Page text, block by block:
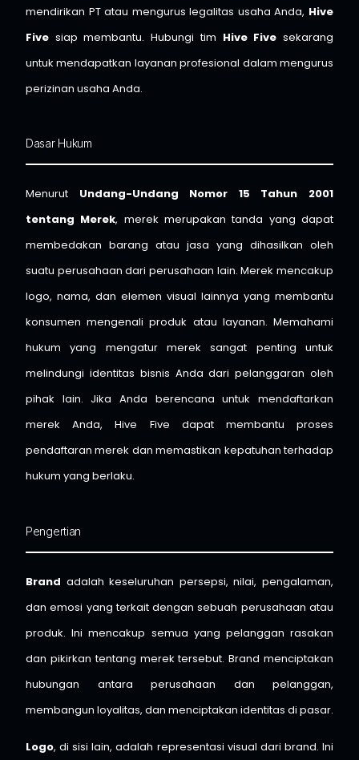
mendirikan PT atau mengurus legalitas usaha Anda, Hive
Five siap membantu. Hubungi tim Hive Five sekarang
untuk mendapatkan layanan profesional dalam mengurus
perizinan usaha Anda.
Dasar Hukum
Menurut Undang-Undang Nomor 15 Tahun 2001
tentang Merek, merek merupakan tanda yang dapat
membedakan barang atau jasa yang dihasilkan oleh
suatu perusahaan dari perusahaan lain. Merek mencakup
logo, nama, dan elemen visual lainnya yang membantu
konsumen mengenali produk atau layanan. Memahami
hukum yang mengatur merek sangat penting untuk
melindungi identitas bisnis Anda dari pelanggaran oleh
pihak lain. Jika Anda berencana untuk mendaftarkan
merek Anda, Hive Five dapat membantu proses
pendaftaran merek dan memastikan kepatuhan terhadap
hukum yang berlaku.
Pengertian
Brand adalah keseluruhan persepsi, nilai, pengalaman,
dan emosi yang terkait dengan sebuah perusahaan atau
produk. Ini mencakup semua yang pelanggan rasakan
dan pikirkan tentang merek tersebut. Brand menciptakan
hubungan antara perusahaan dan pelanggan,
membangun loyalitas, dan menciptakan identitas di pasar.
Logo, di sisi lain, adalah representasi visual dari brand. Ini